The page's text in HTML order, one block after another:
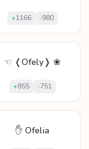
+1166 -980
☜ ❬Ofely❭ ❀
+855 -751
✋ Ofelia